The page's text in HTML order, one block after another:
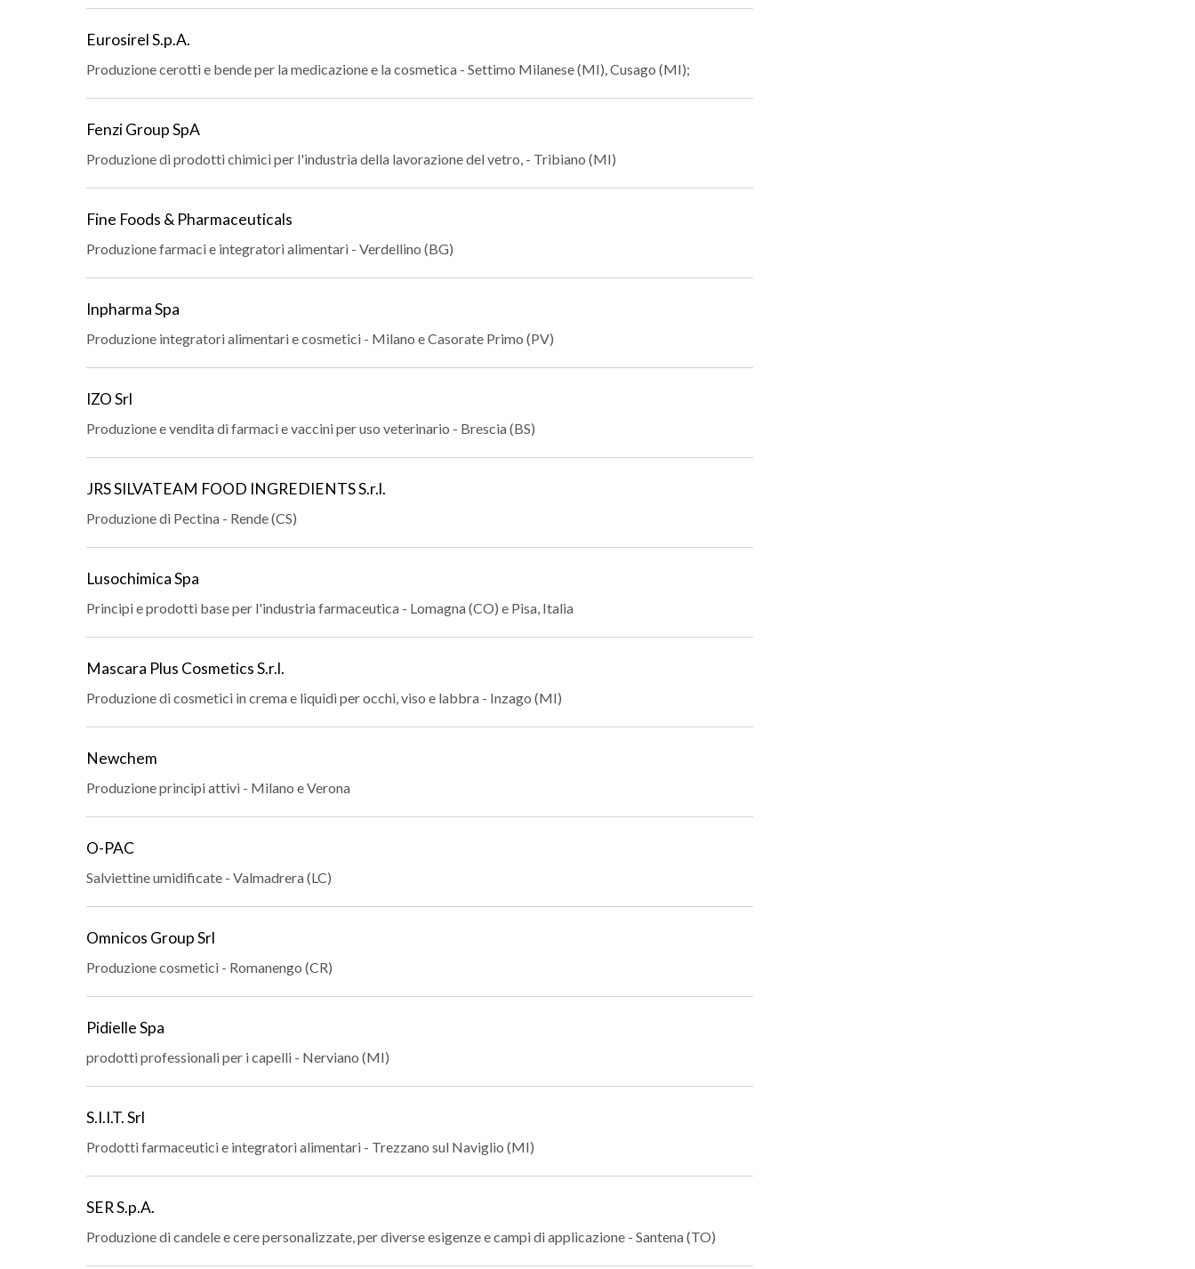
Eurosirel S.p.A.
Produzione cerotti e bende per la medicazione e la cosmetica - Settimo Milanese (MI), Cusago (MI);
Fenzi Group SpA
Produzione di prodotti chimici per l'industria della lavorazione del vetro, - Tribiano (MI)
Fine Foods & Pharmaceuticals
Produzione farmaci e integratori alimentari - Verdellino (BG)
Inpharma Spa
Produzione integratori alimentari e cosmetici - Milano e Casorate Primo (PV)
IZO Srl
Produzione e vendita di farmaci e vaccini per uso veterinario - Brescia (BS)
JRS SILVATEAM FOOD INGREDIENTS S.r.l.
Produzione di Pectina - Rende (CS)
Lusochimica Spa
Principi e prodotti base per l'industria farmaceutica - Lomagna (CO) e Pisa, Italia
Mascara Plus Cosmetics S.r.l.
Produzione di cosmetici in crema e liquidi per occhi, viso e labbra - Inzago (MI)
Newchem
Produzione principi attivi - Milano e Verona
O-PAC
Salviettine umidificate - Valmadrera (LC)
Omnicos Group Srl
Produzione cosmetici - Romanengo (CR)
Pidielle Spa
prodotti professionali per i capelli - Nerviano (MI)
S.I.I.T. Srl
Prodotti farmaceutici e integratori alimentari - Trezzano sul Naviglio (MI)
SER S.p.A.
Produzione di candele e cere personalizzate, per diverse esigenze e campi di applicazione - Santena (TO)